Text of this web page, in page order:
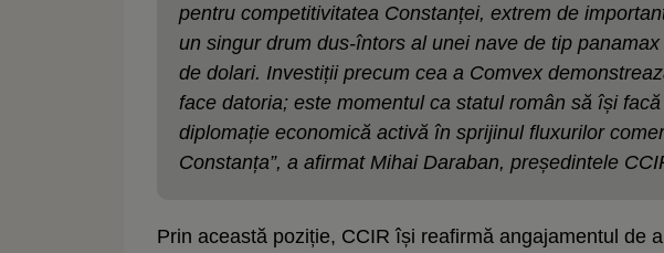
pentru competitivitatea Constanței, extrem de
un singur drum dus-întors al unei nave de tip
de dolari. Investiții precum cea a Comvex
face datoria; este momentul ca statul român să își
diplomație economică activă în sprijinul fluxurilor
Constanța”, a afirmat Mihai Daraban, președintele
Prin această poziție, CCIR își reafirmă angajamentul de